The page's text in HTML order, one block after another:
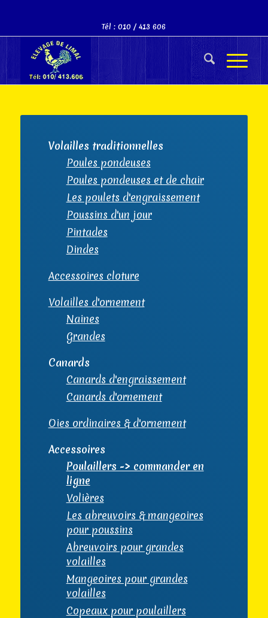
Tél : 010 / 413 606
Volailles traditionnelles
Poules pondeuses
Poules pondeuses et de chair
Les poulets d'engraissement
Poussins d'un jour
Pintades
Dindes
Accessoires cloture
Volailles d'ornement
Naines
Grandes
Canards
Canards d'engraissement
Canards d'ornement
Oies ordinaires & d'ornement
Accessoires
Poulaillers -> commander en
ligne
Volières
Les abreuvoirs & mangeoires
pour poussins
Abreuvoirs pour grandes
volailles
Mangeoires pour grandes
volailles
Copeaux pour poulaillers